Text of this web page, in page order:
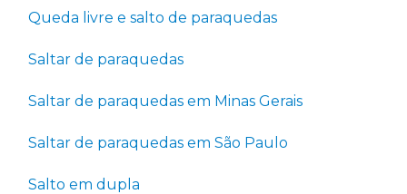
Queda livre e salto de paraquedas
Saltar de paraquedas
Saltar de paraquedas em Minas Gerais
Saltar de paraquedas em São Paulo
Salto em dupla